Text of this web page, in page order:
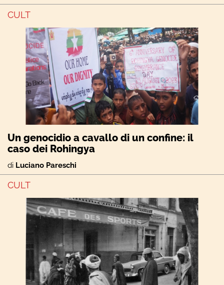
CULT
Un genocidio a cavallo di un confine: il
caso dei Rohingya
di Luciano Pareschi
CULT